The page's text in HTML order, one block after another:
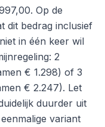
Op de
dit bedrag inclusief
in één keer wil
2
€ 1.298) of 3
€ 2.247). Let
duurder uit
variant